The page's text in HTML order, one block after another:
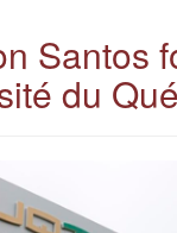
Santos
du